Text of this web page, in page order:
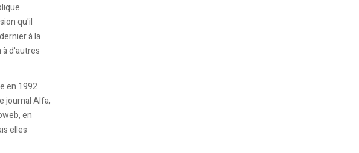
qu'il
à la
à d'autres
en 1992
journal Alfa,
en
elles